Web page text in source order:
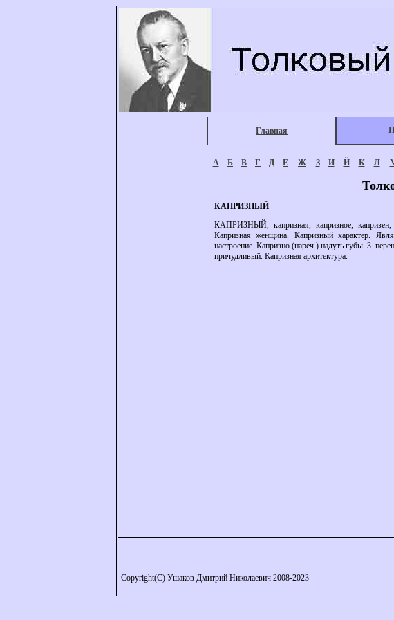
Главная
А Б В Г Д Е Ж З И Й К Л
КАПРИЗНЫЙ
КАПРИЗНЫЙ, капризная, капризное; капризен,
Капризная женщина. Капризный характер.
настроение. Капризно (нареч.) надуть губы. 3.
причудливый. Капризная архитектура.
Copyright(C) Ушаков Дмитрий Николаевич 2008-2023